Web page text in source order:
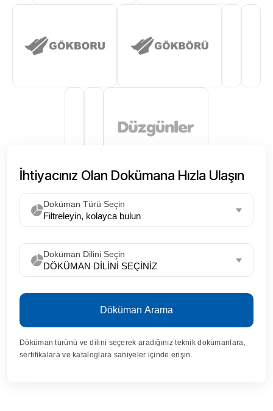
İhtiyacınız Olan Dokümana Hızla Ulaşın
Doküman Türü Seçin
Doküman Dilini Seçin
Döküman Arama
Döküman türünü ve dilini seçerek aradığınız teknik dokümanlara,
sertifikalara ve kataloglara saniyeler içinde erişin.